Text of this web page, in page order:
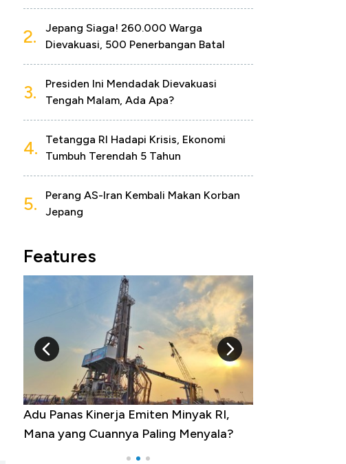
2.
Jepang Siaga! 260.000 Warga
Dievakuasi, 500 Penerbangan Batal
3.
Presiden Ini Mendadak Dievakuasi
Tengah Malam, Ada Apa?
4.
Tetangga RI Hadapi Krisis, Ekonomi
Tumbuh Terendah 5 Tahun
5.
Perang AS-Iran Kembali Makan Korban
Jepang
Features
Adu Panas Kinerja Emiten Minyak RI,
Mana yang Cuannya Paling Menyala?